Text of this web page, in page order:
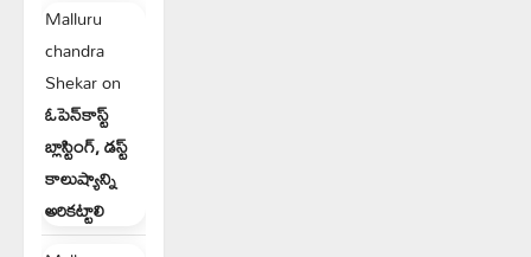
Malluru
chandra
Shekaron
ఓపెన్‌కాస్ట్
బ్లాస్టింగ్, డస్ట్
కాలుష్యాన్ని
అరికట్టాలి